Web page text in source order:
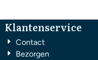
Klantenservice
Contact
Bezorgen